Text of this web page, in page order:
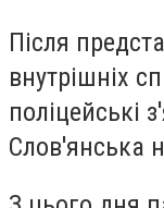
Після
внутрішніх
поліцейські
Слов'янська